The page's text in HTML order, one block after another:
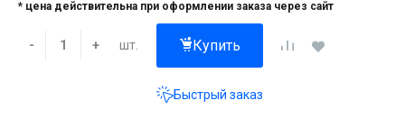
* цена действительна при оформлении заказа через сайт
- + шт. Купить
Быстрый заказ